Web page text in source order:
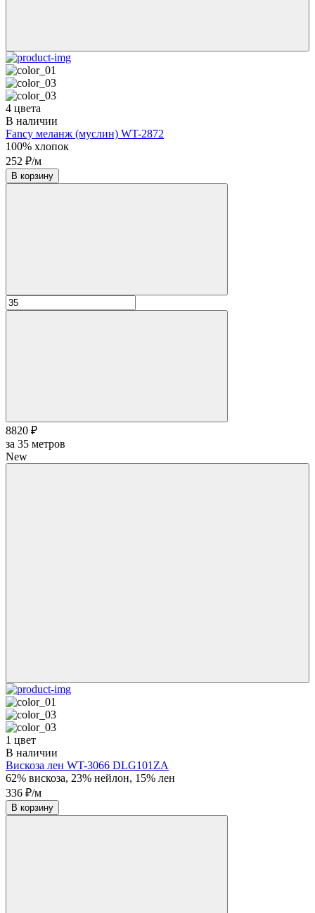
4 цвета
В наличии
Fancy меланж (муслин) WT-2872
100% хлопок
252 ₽/м
В корзину
8820 ₽
за 35 метров
New
1 цвет
В наличии
Вискоза лен WT-3066 DLG101ZA
62% вискоза, 23% нейлон, 15% лен
336 ₽/м
В корзину